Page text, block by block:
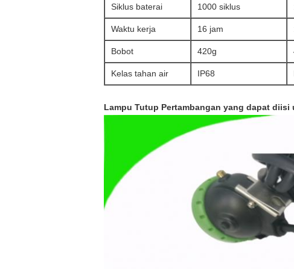
Siklus baterai 1000 siklus
Waktu kerja 16 jam
Bobot 420g
Kelas tahan air IP68
Lampu Tutup Pertambangan yang dapat diisi